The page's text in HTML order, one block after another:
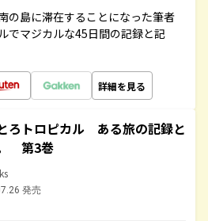
の島に滞在することになった筆者
でマジカルな45日間の記録と記
詳細を見る
ろトロピカル ある旅の記録と
第3巻
発売